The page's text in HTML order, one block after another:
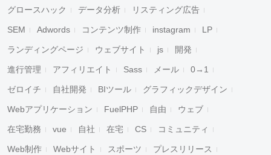
グロースハック データ分析 リスティング広告
SEM Adwords コンテンツ制作 instagram LP
ランディングページ ウェブサイト js 開発
進行管理 アフィリエイト Sass メール 0→1
ゼロイチ 自社開発 BIツール グラフィックデザイン
Webアプリケーション FuelPHP 自由 ウェブ
在宅勤務 vue 自社 在宅 CS コミュニティ
Web制作 Webサイト スポーツ プレスリリース